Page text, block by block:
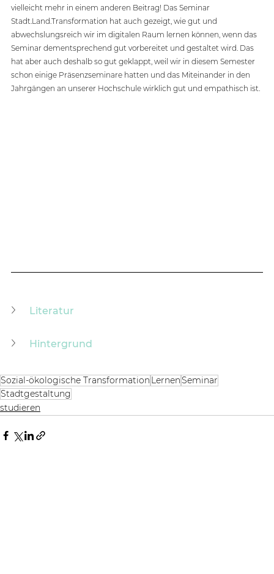
vielleicht mehr in einem anderen Beitrag! Das Seminar
Stadt.Land.Transformation hat auch gezeigt, wie gut und
abwechslungsreich wir im digitalen Raum lernen können, wenn das
Seminar dementsprechend gut vorbereitet und gestaltet wird. Das
hat aber auch deshalb so gut geklappt, weil wir in diesem Semester
schon einige Präsenzseminare hatten und das Miteinander in den
Jahrgängen an unserer Hochschule wirklich gut und empathisch ist.
Literatur
Hintergrund
Sozial-ökologische Transformation LernenSeminar
Stadtgestaltung
studieren